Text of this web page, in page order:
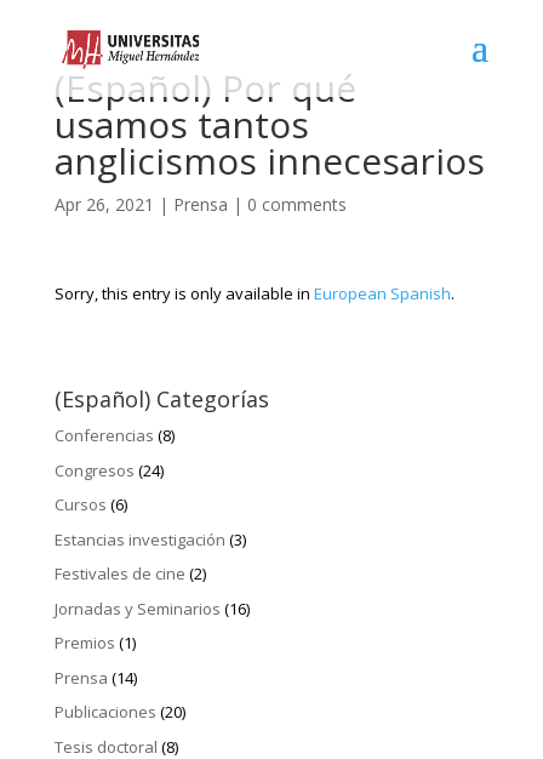
(Español) Por qué
usamos tantos
anglicismos innecesarios
Apr 26, 2021 | Prensa | 0 comments
Sorry, this entry is only available in European Spanish.
(Español) Categorías
Conferencias (8)
Congresos (24)
Cursos (6)
Estancias investigación (3)
Festivales de cine (2)
Jornadas y Seminarios (16)
Premios (1)
Prensa (14)
Publicaciones (20)
Tesis doctoral (8)